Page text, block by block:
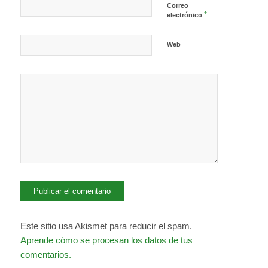
Correo
electrónico *
Web
Este sitio usa Akismet para reducir el spam.
Aprende cómo se procesan los datos de tus
comentarios.